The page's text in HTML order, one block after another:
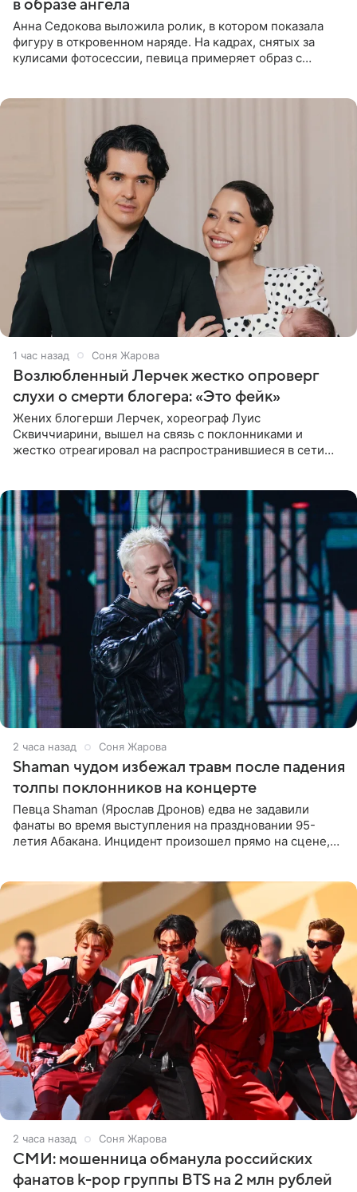
в образе ангела
Анна Седокова выложила ролик, в котором показала
фигуру в откровенном наряде. На кадрах, снятых за
кулисами фотосессии, певица примеряет образ с
1 час назад Соня Жарова
Возлюбленный Лерчек жестко опроверг
слухи о смерти блогера: «Это фейк»
Жених блогерши Лерчек, хореограф Луис
Сквиччиарини, вышел на связь с поклонниками и
жестко отреагировал на распространившиеся в сети
2 часа назад Соня Жарова
Shaman чудом избежал травм после падения
толпы поклонников на концерте
Певца Shaman (Ярослав Дронов) едва не задавили
фанаты во время выступления на праздновании 95-
летия Абакана. Инцидент произошел прямо на сцене,
2 часа назад Соня Жарова
СМИ: мошенница обманула российских
фанатов k-pop группы BTS на 2 млн рублей